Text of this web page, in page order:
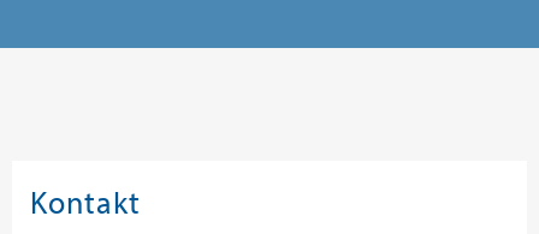
Kontakt